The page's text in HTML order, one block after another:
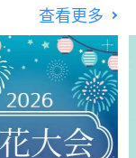
查看更多